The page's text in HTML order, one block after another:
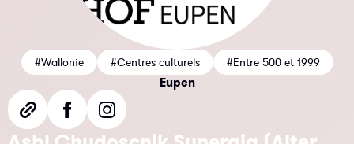
#Wallonie #Centres culturels #Entre 500 et 1999
Eupen